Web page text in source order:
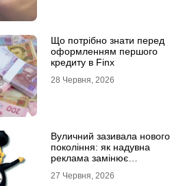
Що потрібно знати перед
оформленням першого
кредиту в Finx
28 Червня, 2026
Вуличний зазивала нового
покоління: як надувна
реклама замінює
витрати
27 Червня, 2026